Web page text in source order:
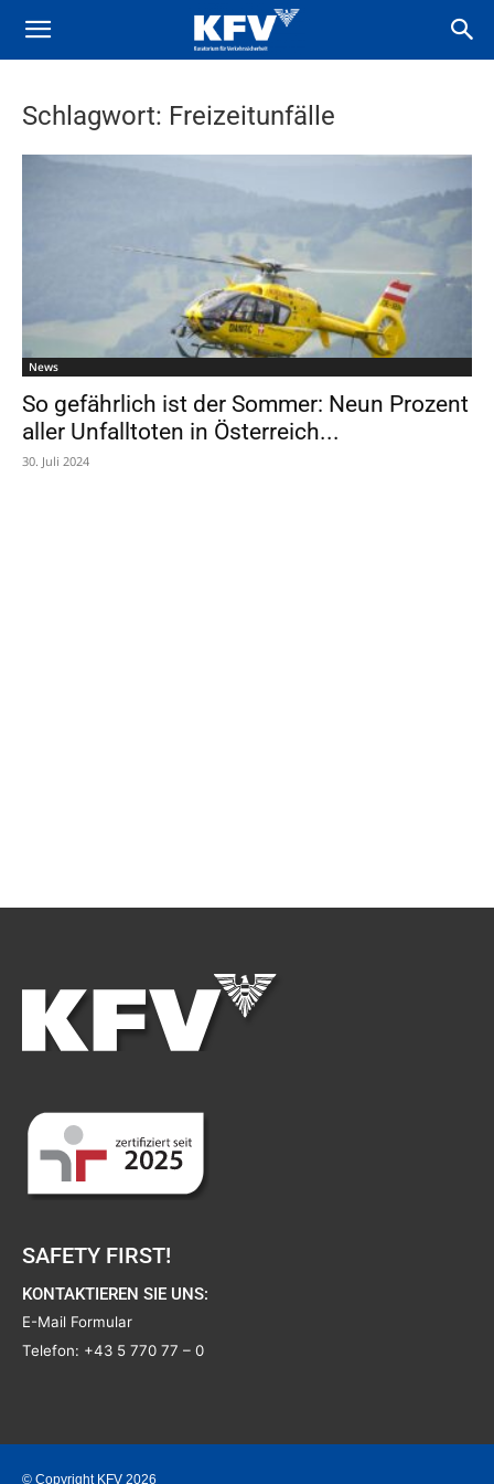
Schlagwort: Freizeitunfälle
News
So gefährlich ist der Sommer: Neun Prozent
aller Unfalltoten in Österreich...
30. Juli 2024
SAFETY FIRST!
KONTAKTIEREN SIE UNS:
E-Mail Formular
Telefon: +43 5 770 77 – 0
© Copyright KFV 2026